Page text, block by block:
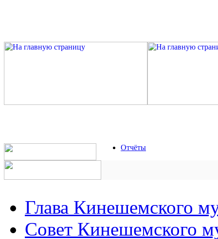
Отчёты
Глава Кинешемского
Совет Кинешемского